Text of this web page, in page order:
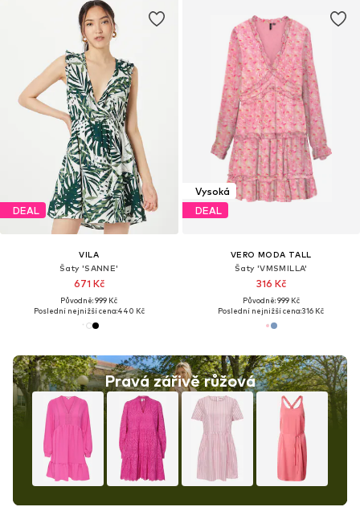
DEAL
VILA
Šaty 'SANNE'
671 Kč
Původně: 999 Kč
Poslední nejnižší cena:440 Kč
Pravá zářivě růžová
Vysoká
DEAL
VERO MODA TALL
Šaty 'VMSMILLA'
316 Kč
Původně: 999 Kč
Poslední nejnižší cena:316 Kč